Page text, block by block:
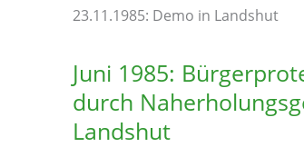
23.11.1985: Demo in Landshut
Juni 1985:
durch
Landshut